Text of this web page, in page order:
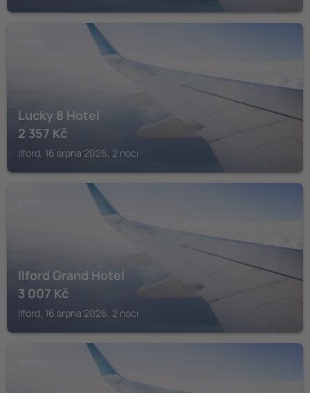
Lucky 8 Hotel
2 357 Kč
Ilford, 16 srpna 2026, 2 noci
Ilford Grand Hotel
3 007 Kč
Ilford, 16 srpna 2026, 2 noci